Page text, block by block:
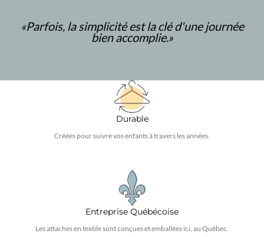
«Parfois, la simplicité est la clé d'une journée
bien accomplie.»
Durable
Créées pour suivre vos enfants à travers les années.
Entreprise Québécoise
Les attaches en textile sont conçues et emballées ici, au Québec.